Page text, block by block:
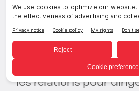
de la documentation
validation des
Exploitez la puissance
informations issues
les relations pour